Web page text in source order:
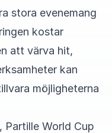
stora evenemang
kostar
att värva hit,
kan
möjligheterna
Partille World Cup